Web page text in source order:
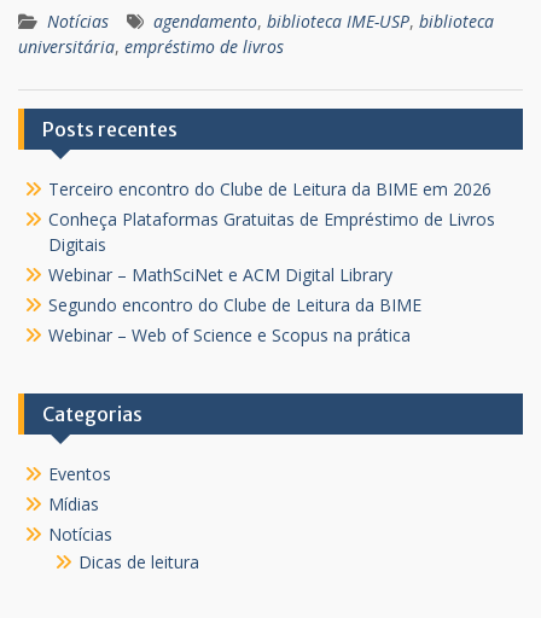
Notícias agendamento, biblioteca IME-USP, biblioteca
universitária, empréstimo de livros
Posts recentes
Terceiro encontro do Clube de Leitura da BIME em 2026
Conheça Plataformas Gratuitas de Empréstimo de Livros
Digitais
Webinar – MathSciNet e ACM Digital Library
Segundo encontro do Clube de Leitura da BIME
Webinar – Web of Science e Scopus na prática
Categorias
Eventos
Mídias
Notícias
Dicas de leitura